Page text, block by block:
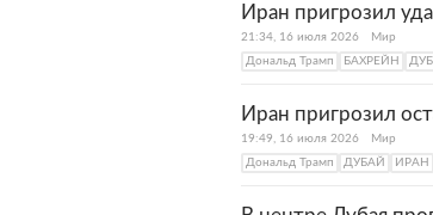
Иран пригрозил
21:34, 16 июля 2026
Мир
Дональд Трамп
БАХРЕЙН
Иран пригрозил
19:49, 16 июля 2026
Мир
Дональд Трамп
ДУБАЙ ИРАН